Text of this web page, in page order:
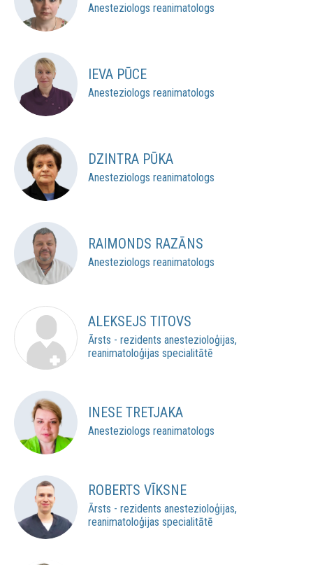
Anesteziologs reanimatologs
IEVA PŪCE
Anesteziologs reanimatologs
DZINTRA PŪKA
Anesteziologs reanimatologs
RAIMONDS RAZĀNS
Anesteziologs reanimatologs
ALEKSEJS TITOVS
Ārsts - rezidents anestezioloģijas,
reanimatoloģijas specialitātē
INESE TRETJAKA
Anesteziologs reanimatologs
ROBERTS VĪKSNE
Ārsts - rezidents anestezioloģijas,
reanimatoloģijas specialitātē